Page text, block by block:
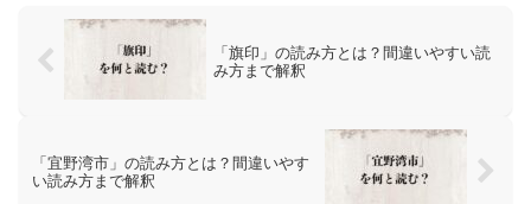
「旗印」の読み方とは？間違いやすい読
み方まで解釈
「宜野湾市」の読み方とは？間違いやす
い読み方まで解釈